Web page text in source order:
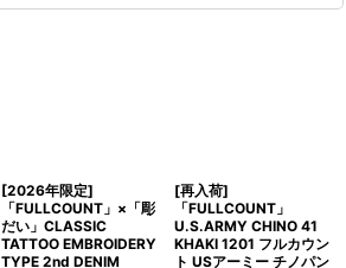
[2026年限定]
「FULLCOUNT」×「彫
だい」CLASSIC
TATTOO EMBROIDERY
TYPE 2nd DENIM
[再入荷]
「FULLCOUNT」
U.S.ARMY CHINO 41
KHAKI 1201 フルカウン
ト USアーミー チノパン